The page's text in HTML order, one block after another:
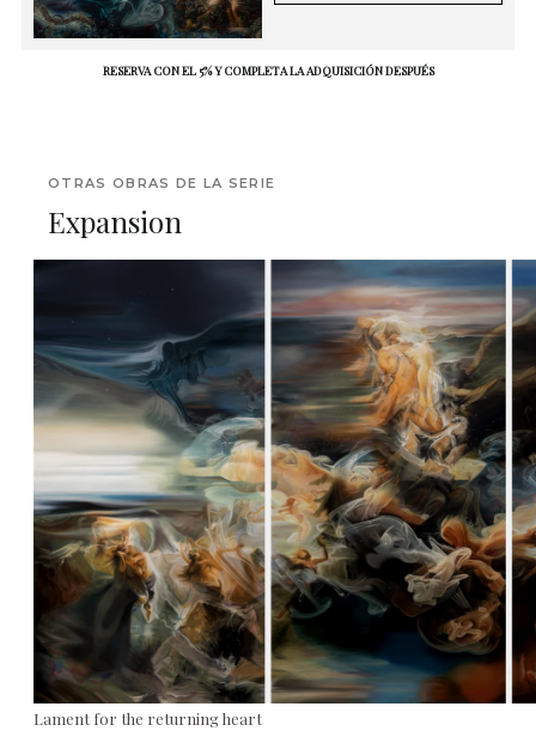
RESERVA CON EL 5% Y COMPLETA LA ADQUISICIÓN DESPUÉS
OTRAS OBRAS DE LA SERIE
Expansion
Lament for the returning heart